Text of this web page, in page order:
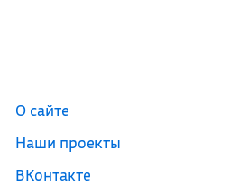
О сайте
Наши проекты
ВКонтакте